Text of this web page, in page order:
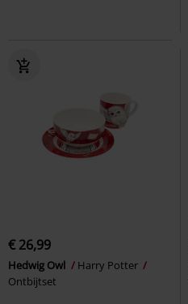
€ 26,99
Hedwig Owl
Harry Potter
Ontbijtset